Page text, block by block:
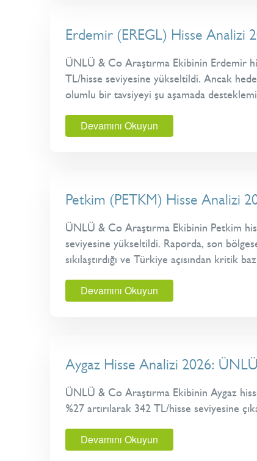
Erdemir (EREGL) Hisse Analizi
ÜNLÜ & Co Araştırma Ekibinin Erdemir
TL/hisse seviyesine yükseltildi. Ancak
olumlu bir tavsiyeyi şu aşamada
Devamını Okuyun
Petkim (PETKM) Hisse Analizi
ÜNLÜ & Co Araştırma Ekibinin Petkim
seviyesine yükseltildi. Raporda, son
sıkılaştırdığı ve Türkiye açısından kritik
Devamını Okuyun
Aygaz Hisse Analizi 2026:
ÜNLÜ & Co Araştırma Ekibinin Aygaz
%27 artırılarak 342 TL/hisse seviyesine
Devamını Okuyun